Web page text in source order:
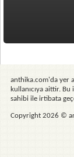
anthika.com'da yer
kullanıcıya aittir.
sahibi ile irtibata
Copyright 2026 ©